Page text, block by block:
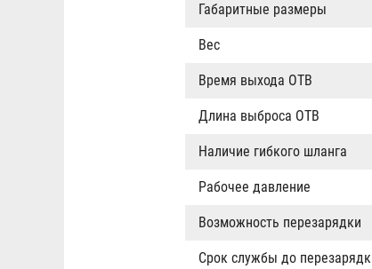
Габаритные размеры
Вес
Время выхода ОТВ
Длина выброса ОТВ
Наличие гибкого шланга
Рабочее давление
Возможность перезарядки
Срок службы до